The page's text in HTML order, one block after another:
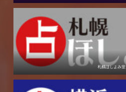
札幌ほしよみ堂